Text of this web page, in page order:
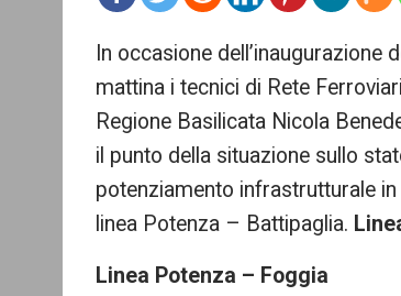
In occasione
mattina i tecnici di Rete
Regione Basilicata Nicola
il punto della situazione sullo
potenziamento infrastrutturale
linea Potenza – Battipaglia.
Linea Potenza – Foggia